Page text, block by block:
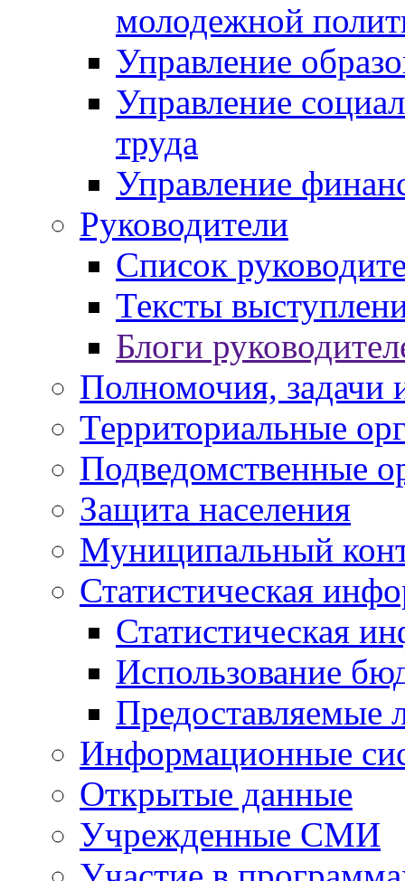
молодежной
Управление
Управление
труда
Управление
Руководители
Список
Тексты
Блоги
Полномочия, задачи
Территориальные
Подведомственные
Защита населения
Муниципальный
Статистическая
Статистическая
Использование
Предоставляемые
Информационные
Открытые данные
Учрежденные СМИ